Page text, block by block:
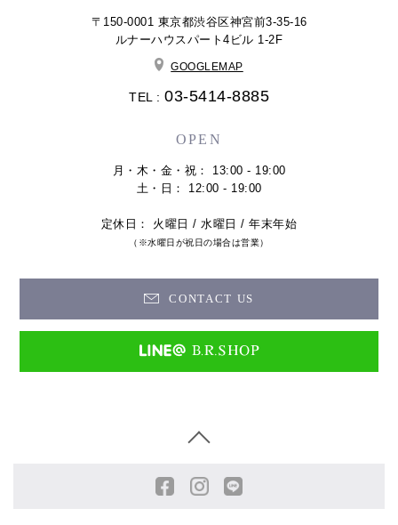
〒150-0001 東京都渋谷区神宮前3-35-16
ルナーハウスパート4ビル 1-2F
GOOGLEMAP
TEL : 03-5414-8885
OPEN
月・木・金・祝： 13:00 - 19:00
土・日： 12:00 - 19:00
定休日： 火曜日 / 水曜日 / 年末年始
（※水曜日が祝日の場合は営業）
CONTACT US